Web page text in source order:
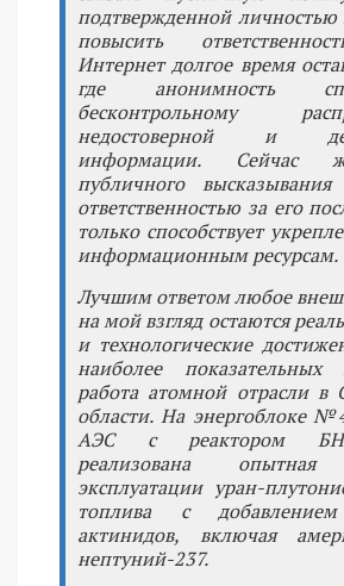
подтвержденной
повысить
Интернет долгое время
где анонимность
бесконтрольному
недостоверной и
информации. Сейчас
публичного высказывания
ответственностью за его
только способствует
информационным ресурсам.
Лучшим ответом любое
на мой взгляд остаются
и технологические
наиболее
работа атомной отрасли в
области. На энергоблоке
АЭС с реактором
реализована опытная
эксплуатации уран-
топлива с
актинидов, включая
нептуний-237.